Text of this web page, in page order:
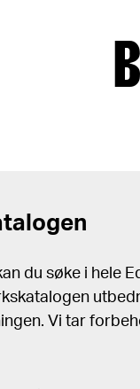
du søke i hele
Vi tar